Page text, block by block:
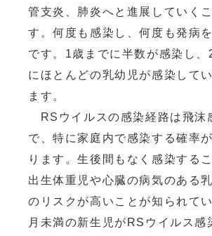
管支炎、肺炎へと進展していく
す。何度も感染し、何度も発病
です。1歳までに半数が感染し
にほとんどの乳幼児が感染して
ます。
RSウイルスの感染経路は飛沫
で、特に家庭内で感染する確率
ります。生後間もなく感染する
出生体重児や心臓の病気のある
のリスクが高いことが知られて
月未満の新生児がRSウイルス感